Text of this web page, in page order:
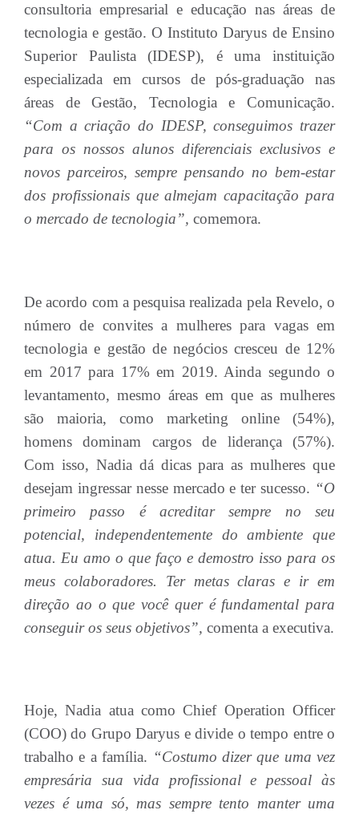
consultoria empresarial e educação nas áreas de
tecnologia e gestão. O Instituto Daryus de Ensino
Superior Paulista (IDESP), é uma instituição
especializada em cursos de pós-graduação nas
áreas de Gestão, Tecnologia e Comunicação.
“Com a criação do IDESP, conseguimos trazer
para os nossos alunos diferenciais exclusivos e
novos parceiros, sempre pensando no bem-estar
dos profissionais que almejam capacitação para
o mercado de tecnologia”, comemora.
De acordo com a pesquisa realizada pela Revelo, o
número de convites a mulheres para vagas em
tecnologia e gestão de negócios cresceu de 12%
em 2017 para 17% em 2019. Ainda segundo o
levantamento, mesmo áreas em que as mulheres
são maioria, como marketing online (54%),
homens dominam cargos de liderança (57%).
Com isso, Nadia dá dicas para as mulheres que
desejam ingressar nesse mercado e ter sucesso. “O
primeiro passo é acreditar sempre no seu
potencial, independentemente do ambiente que
atua. Eu amo o que faço e demostro isso para os
meus colaboradores. Ter metas claras e ir em
direção ao o que você quer é fundamental para
conseguir os seus objetivos”, comenta a executiva.
Hoje, Nadia atua como Chief Operation Officer
(COO) do Grupo Daryus e divide o tempo entre o
trabalho e a família. “Costumo dizer que uma vez
empresária sua vida profissional e pessoal às
vezes é uma só, mas sempre tento manter uma